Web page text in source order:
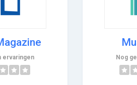
ervaringen Nog